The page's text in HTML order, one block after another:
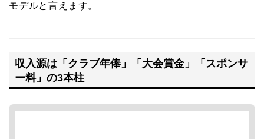
モデルと言えます。
収入源は「クラブ年俸」「大会賞金」「スポンサ
ー料」の3本柱